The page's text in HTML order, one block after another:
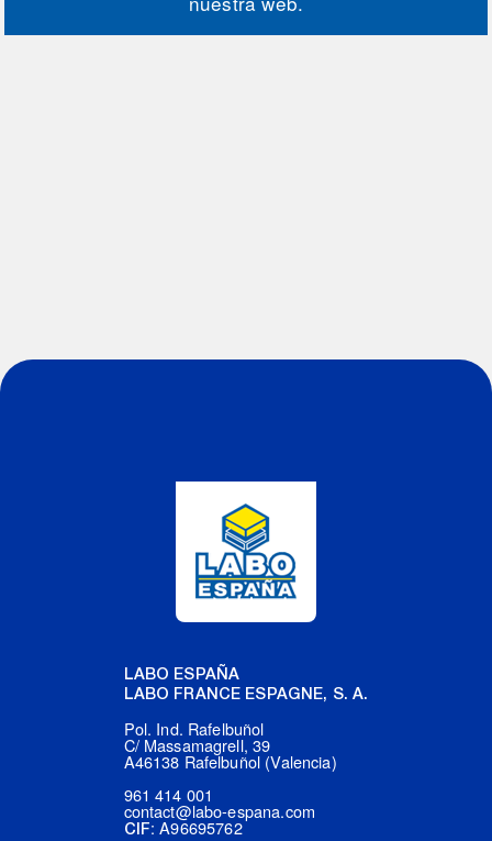
LABO ESPAÑA
LABO FRANCE ESPAGNE, S. A.
Pol. Ind. Rafelbuñol
C/ Massamagrell, 39
A46138 Rafelbuñol (Valencia)
961 414 001
contact@labo-espana.com
CIF: A96695762